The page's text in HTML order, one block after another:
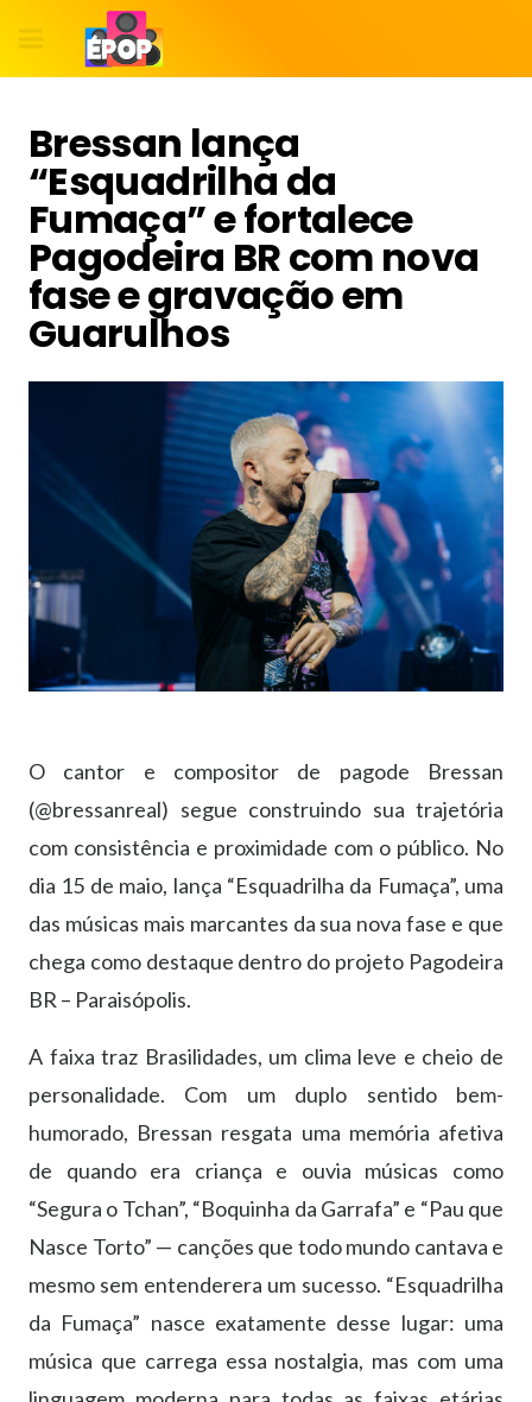
Bressan lança
“Esquadrilha da
Fumaça” e fortalece
Pagodeira BR com nova
fase e gravação em
Guarulhos
O cantor e compositor de pagode Bressan
(@bressanreal) segue construindo sua trajetória
com consistência e proximidade com o público. No
dia 15 de maio, lança “Esquadrilha da Fumaça”, uma
das músicas mais marcantes da sua nova fase e que
chega como destaque dentro do projeto Pagodeira
BR – Paraisópolis.
A faixa traz Brasilidades, um clima leve e cheio de
personalidade. Com um duplo sentido bem-
humorado, Bressan resgata uma memória afetiva
de quando era criança e ouvia músicas como
“Segura o Tchan”, “Boquinha da Garrafa” e “Pau que
Nasce Torto” — canções que todo mundo cantava e
mesmo sem entenderera um sucesso. “Esquadrilha
da Fumaça” nasce exatamente desse lugar: uma
música que carrega essa nostalgia, mas com uma